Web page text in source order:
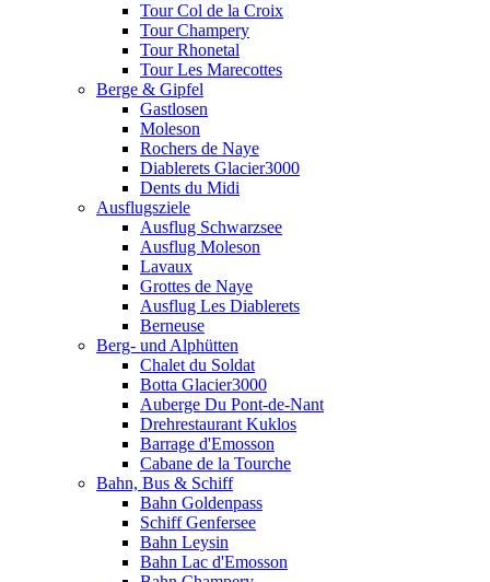
Tour Col de la Croix
Tour Champery
Tour Rhonetal
Tour Les Marecottes
Berge & Gipfel
Gastlosen
Moleson
Rochers de Naye
Diablerets Glacier3000
Dents du Midi
Ausflugsziele
Ausflug Schwarzsee
Ausflug Moleson
Lavaux
Grottes de Naye
Ausflug Les Diablerets
Berneuse
Berg- und Alphütten
Chalet du Soldat
Botta Glacier3000
Auberge Du Pont-de-Nant
Drehrestaurant Kuklos
Barrage d'Emosson
Cabane de la Tourche
Bahn, Bus & Schiff
Bahn Goldenpass
Schiff Genfersee
Bahn Leysin
Bahn Lac d'Emosson